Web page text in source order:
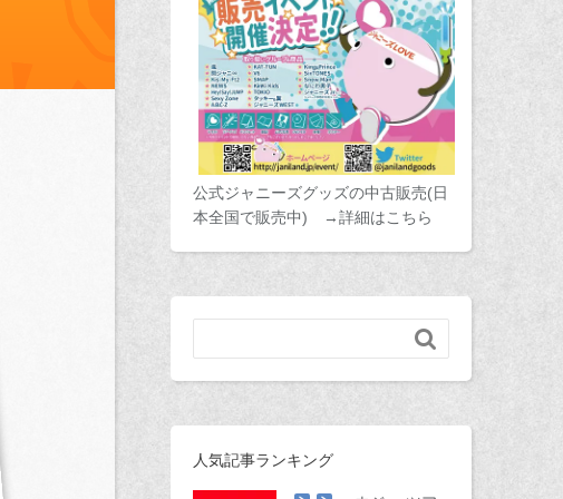
公式ジャニーズグッズの中古販売(日
本全国で販売中) →詳細はこちら

人気記事ランキング